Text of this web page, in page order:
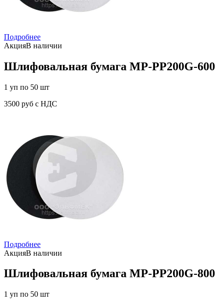
Подробнее
АкцияВ наличии
Шлифовальная бумага MP-PP200G-600
1 уп по 50 шт
3500 руб с НДС
Подробнее
АкцияВ наличии
Шлифовальная бумага MP-PP200G-800
1 уп по 50 шт